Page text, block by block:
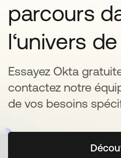
parcours
l‘univers
Essayez Okta
contactez notre
de vos besoins